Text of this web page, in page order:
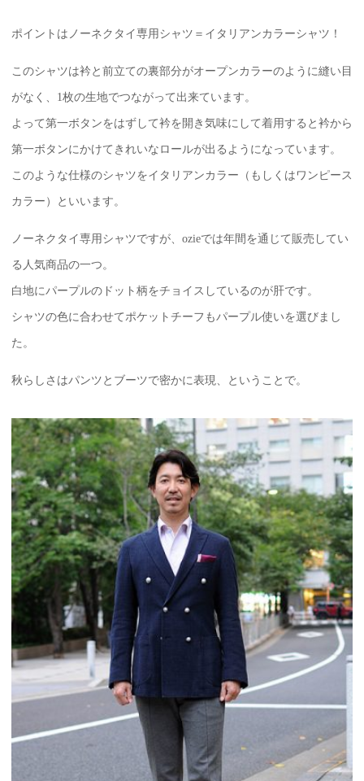
ポイントはノーネクタイ専用シャツ＝イタリアンカラーシャツ！
このシャツは衿と前立ての裏部分がオープンカラーのように縫い目
がなく、1枚の生地でつながって出来ています。
よって第一ボタンをはずして衿を開き気味にして着用すると衿から
第一ボタンにかけてきれいなロールが出るようになっています。
このような仕様のシャツをイタリアンカラー（もしくはワンピース
カラー）といいます。
ノーネクタイ専用シャツですが、ozieでは年間を通じて販売してい
る人気商品の一つ。
白地にパープルのドット柄をチョイスしているのが肝です。
シャツの色に合わせてポケットチーフもパープル使いを選びまし
た。
秋らしさはパンツとブーツで密かに表現、ということで。